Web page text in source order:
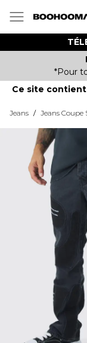
*Pour
Ce site
Jeans / Jeans Coupe